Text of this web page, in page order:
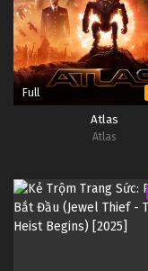
Full
Atlas
Atlas